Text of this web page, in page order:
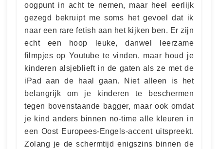
oogpunt in acht te nemen, maar heel eerlijk
gezegd bekruipt me soms het gevoel dat ik
naar een rare fetish aan het kijken ben. Er zijn
echt een hoop leuke, danwel leerzame
filmpjes op Youtube te vinden, maar houd je
kinderen alsjeblieft in de gaten als ze met de
iPad aan de haal gaan. Niet alleen is het
belangrijk om je kinderen te beschermen
tegen bovenstaande bagger, maar ook omdat
je kind anders binnen no-time alle kleuren in
een Oost Europees-Engels-accent uitspreekt.
Zolang je de schermtijd enigszins binnen de